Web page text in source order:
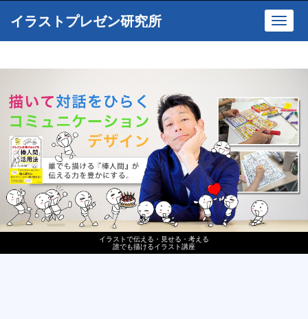
イラストで伝える・見せる・考える
誰でも描けるイラスト講座
イラストプレゼン研究所